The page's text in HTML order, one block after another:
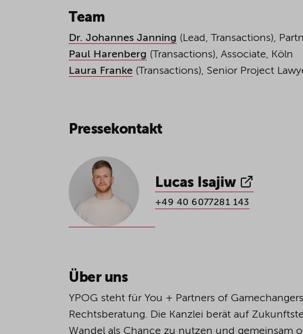
Team
Dr. Johannes Janning (Lead, Transactions),
Paul Harenberg (Transactions), Associate, Köln
Laura Franke (Transactions), Senior Project
Pressekontakt
Lucas Isajiw
+49 40 6077281 143
Über uns
YPOG steht für You + Partners of
Rechtsberatung. Die Kanzlei berät auf
Wandel als Chance zu nutzen und gemeinsam